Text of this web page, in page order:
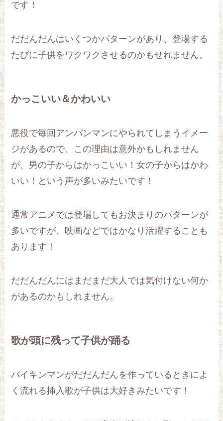
です！
だだんだんはいくつかパターンがあり、登場する
たびに子供をワクワクさせるのかもせれません。
かっこいい＆かわいい
悪役で毎回アンパンマンにやられてしまうイメー
ジがあるので、この理由は意外かもしれません
が、男の子からはかっこいい！女の子からはかわ
いい！という声が多いみたいです！
通常アニメでは登場してもお決まりのパターンが
多いですが、映画などではかなり活躍することも
あります！
だだんだんにはまだまだ大人では気付けない何か
があるのかもしれません。
歌が頭に残って子供が踊る
バイキンマンがだだんだんを作っているときによ
く流れる挿入歌が子供は大好きみたいです！